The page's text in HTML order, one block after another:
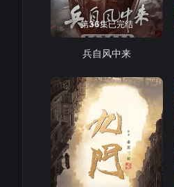
第36集已完结
兵自风中来